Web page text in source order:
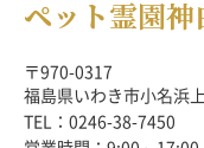
〒970-0317
福島県いわき市小名浜
TEL：0246-38-7450